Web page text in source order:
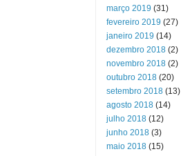
março 2019 (31)
fevereiro 2019 (27)
janeiro 2019 (14)
dezembro 2018 (2)
novembro 2018 (2)
outubro 2018 (20)
setembro 2018 (13)
agosto 2018 (14)
julho 2018 (12)
junho 2018 (3)
maio 2018 (15)